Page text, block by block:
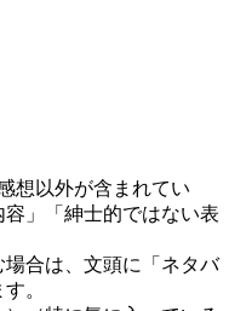
想以外が含まれてい
」「紳士的ではない表
合は、文頭に「ネタバ
。